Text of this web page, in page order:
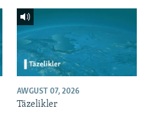
AWGUST 07, 2026
Täzelikler